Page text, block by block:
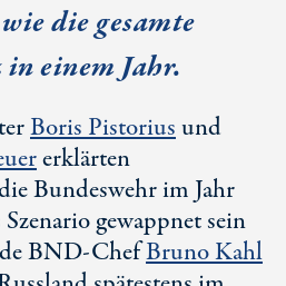
die gesamte
einem Jahr.
Boris Pistoriusund
erklärten
Bundeswehr im Jahr
gewappnet sein
BND-ChefBruno Kahl